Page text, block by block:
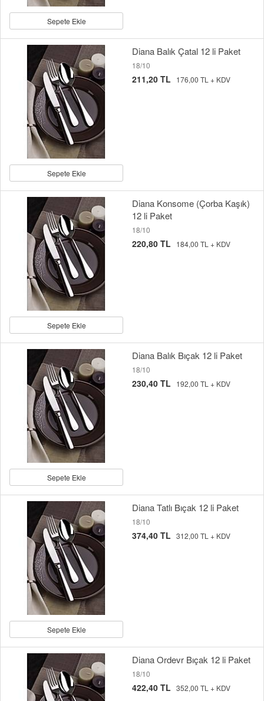
Sepete Ekle
Sepete Ekle
Diana Balık Çatal 12 li Paket
18/10
211,20 TL 176,00 TL + KDV
Sepete Ekle
Diana Konsome (Çorba Kaşık)
12 li Paket
18/10
220,80 TL 184,00 TL + KDV
Sepete Ekle
Diana Balık Bıçak 12 li Paket
18/10
230,40 TL 192,00 TL + KDV
Sepete Ekle
Diana Tatlı Bıçak 12 li Paket
18/10
374,40 TL 312,00 TL + KDV
Diana Ordevr Bıçak 12 li Paket
18/10
422,40 TL 352,00 TL + KDV